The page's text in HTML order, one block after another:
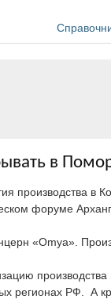
в
производства в
форуме
«Omya».
регионах РФ. А